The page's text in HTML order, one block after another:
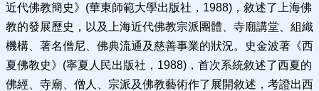
近代佛教簡史》(華東師範大學出版社，1988)，敘述了上海佛
教的發展歷史，以及上海近代佛教宗派團體、寺廟講堂、組織
機構、著名僧尼、佛典流通及慈善事業的狀況。史金波著《西
夏佛教史》(寧夏人民出版社，1988)，首次系統敘述了西夏的
佛經、寺廟、僧人、宗派及佛教藝術作了展開敘述，考證出西